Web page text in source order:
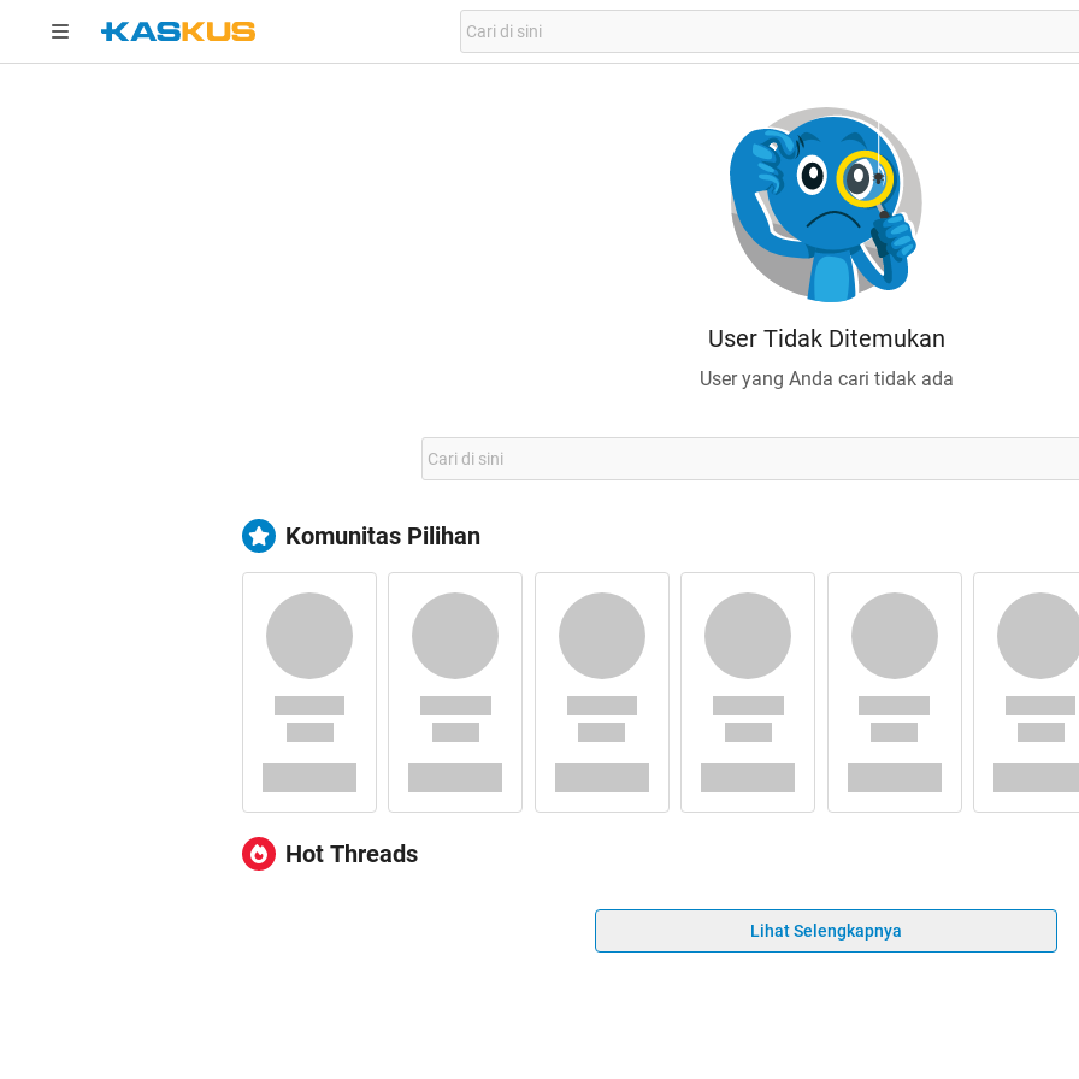
User Tidak Ditemukan
User yang Anda cari tidak ada
Komunitas Pilihan
Hot Threads
Lihat Selengkapnya